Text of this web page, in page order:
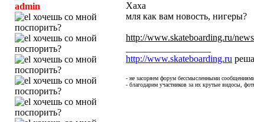
admin
Хаха
мля как вам новость, нигеры?
http://www.skateboarding.ru/
http://www.skateboarding.ru
- не засоряем форум бессмысленными
- благодарим участников за их крутые видосы,